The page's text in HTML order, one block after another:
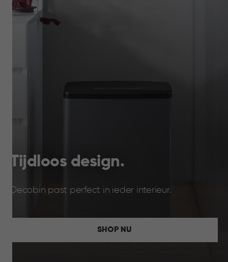
Tijdloos design.
SHOP NU
Decobin past perfect in ieder interieur.